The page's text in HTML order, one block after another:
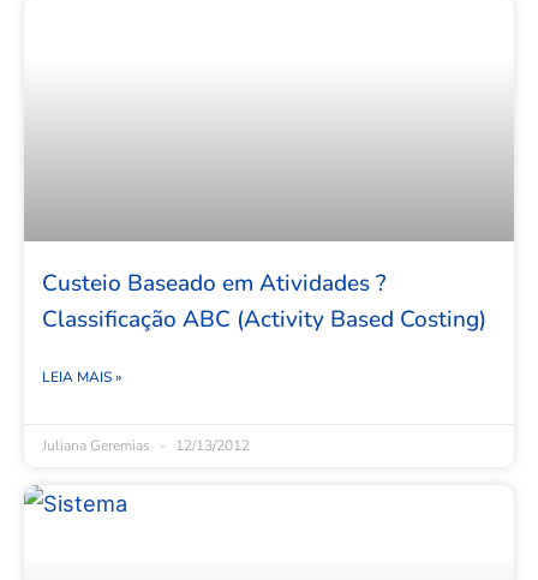
Custeio Baseado em Atividades ?
Classificação ABC (Activity Based Costing)
LEIA MAIS »
Juliana Geremias 12/13/2012